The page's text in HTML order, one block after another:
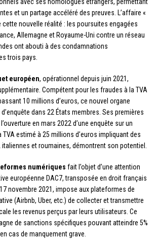
avec ses homologues étrangers, permettant
et un partage accéléré des preuves. L’affaire «
cette nouvelle réalité : les poursuites engagées
Allemagne et Royaume-Uni contre un réseau
ont abouti à des condamnations
trois pays.
européen, opérationnel depuis juin 2021,
Compétent pour les fraudes à la TVA
10 millions d’euros, ce nouvel organe
dans 22 États membres. Ses premières
en mars 2022 d’une enquête sur un
TVA estimé à 25 millions d’euros impliquant des
et roumaines, démontrent son potentiel.
numériques fait l’objet d’une attention
européenne DAC7, transposée en droit français
novembre 2021, impose aux plateformes de
(Airbnb, Uber, etc.) de collecter et transmettre
les revenus perçus par leurs utilisateurs. Ce
de sanctions spécifiques pouvant atteindre 5%
cas de manquement grave.